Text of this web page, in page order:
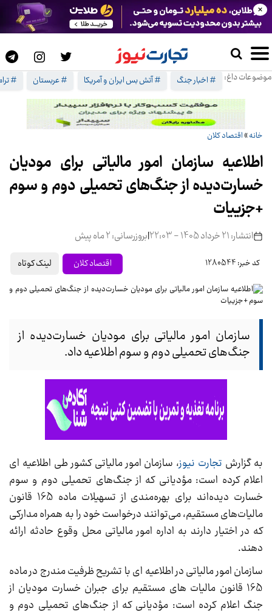
موضوعات داغ: # اخبار جنگ # آتش بس ایران و آمریکا # عربستان #
×
خانه» اقتصاد کلان
اطلاعیه سازمان امور مالیاتی برای مودیان
خسارت‌دیده از جنگ‌های تحمیلی دوم و سوم
+جزییات
انتشار: 21 خرداد 1405 - 22:03 |بروزرسانی: 2 ماه پیش
کد خبر: 1280544 اقتصاد کلان لینک کوتاه
سازمان امور مالیاتی برای مودیان خسارت‌دیده از
جنگ‌های تحمیلی دوم و سوم اطلاعیه داد.
به گزارش تجارت نیوز، سازمان امور مالیاتی کشور طی اطلاعیه ای
اعلام کرده است: مؤدیانی که از جنگ‌های تحمیلی دوم و سوم
خسارت دیده‌اند برای بهره‌مندی از تسهیلات ماده 165 قانون
مالیات‌های مستقیم، می‌توانند درخواست خود را به همراه مدارکی
که در اختیار دارند به اداره امور مالیاتی محل وقوع‌ حادثه ارائه
دهند.
سازمان امور مالیاتی در اطلاعیه ای با تشریح ظرفیت مندرج در ماده
165 قانون مالیات های مستقیم برای جبران خسارت مودیان از
جنگ اعلام کرده است: مؤدیانی که از جنگ‌های تحمیلی دوم و